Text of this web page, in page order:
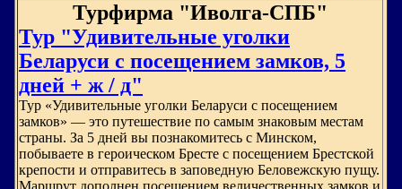
Турфирма "Иволга-СПБ"
Тур "Удивительные уголки
Беларуси с посещением замков, 5
дней + ж / д"
Тур «Удивительные уголки Беларуси с посещением
замков» — это путешествие по самым знаковым местам
страны. За 5 дней вы познакомитесь с Минском,
побываете в героическом Бресте с посещением Брестской
крепости и отправитесь в заповедную Беловежскую пущу.
Маршрут дополнен посещением величественных замков и